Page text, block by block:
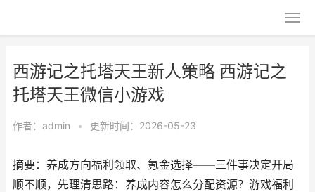
西游记之托塔天王新人策略 西游记之
托塔天王微信小游戏
作者： admin • 更新时间：2026-05-23
摘要：养成方向福利领取、氪金选择——三件事决定开局
顺不顺，先理清思路：养成内容怎么分配资源？游戏福利